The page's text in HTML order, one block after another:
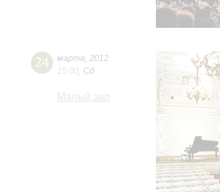
24 марта
2012
15:00 Сб
Малый зал